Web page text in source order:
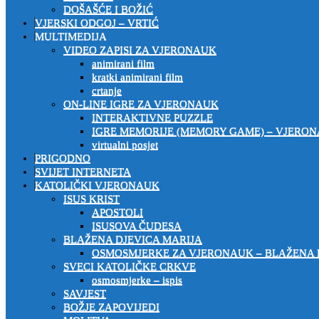
DOŠAŠĆE I BOŽIĆ
VJERSKI ODGOJ – VRTIĆ
MULTIMEDIJA
VIDEO ZAPISI ZA VJERONAUK
animirani film
kratki animirani film
crtanje
ON-LINE IGRE ZA VJERONAUK
INTERAKTIVNE PUZZLE
IGRE MEMORIJE (MEMORY GAME) –
virtualni posjet
PRIGODNO
SVIJET INTERNETA
KATOLIČKI VJERONAUK
ISUS KRIST
APOSTOLI
ISUSOVA ČUDESA
BLAŽENA DJEVICA MARIJA
OSMOSMJERKE ZA VJERONAUK – BLAŽENA
SVECI KATOLIČKE CRKVE
osmosmjerke – ispis
SAVJEST
BOŽJE ZAPOVIJEDI